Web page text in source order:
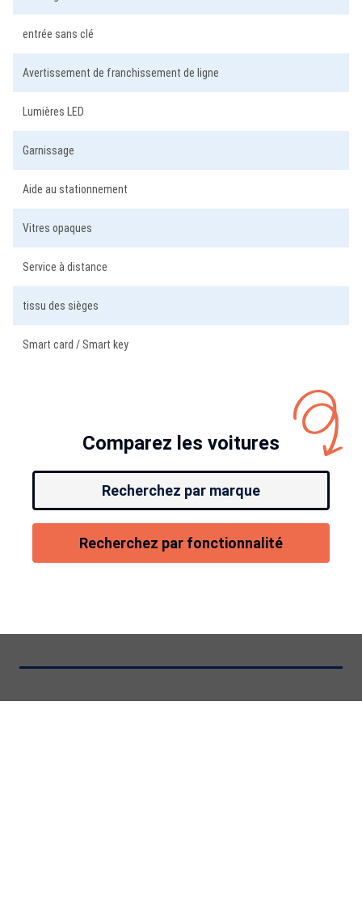
entrée sans clé
Avertissement de franchissement de ligne
Lumières LED
Garnissage
Aide au stationnement
Vitres opaques
Service à distance
tissu des sièges
Smart card / Smart key
Comparez les voitures
Recherchez par marque
Recherchez par fonctionnalité